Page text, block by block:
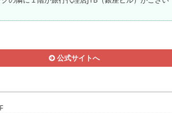
公式サイトへ